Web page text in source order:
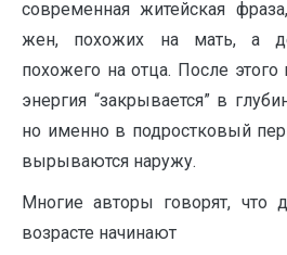
современная житейская
жен, похожих на мать, а
похожего на отца. После этого
энергия “закрывается” в
но именно в подростковый
вырываются наружу.
Многие авторы говорят, что
возрасте начинают